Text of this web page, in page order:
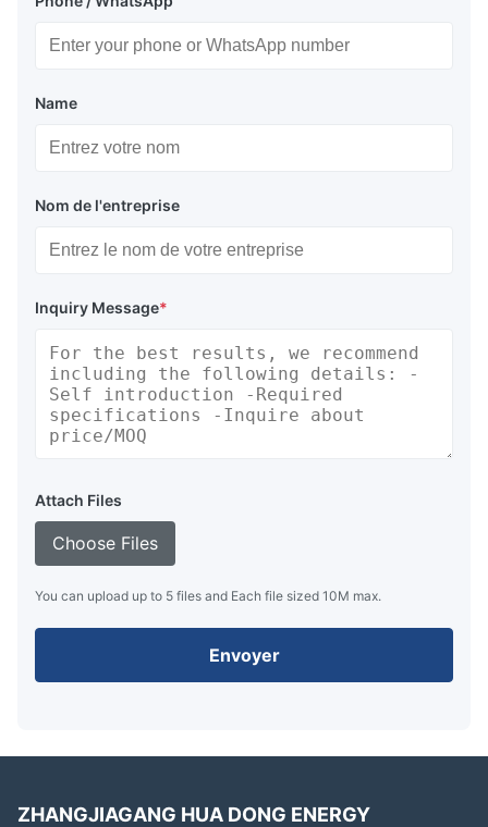
Name
Nom de l'entreprise
Inquiry Message*
Attach Files
Choose Files
You can upload up to 5 files and Each file sized 10M max.
Envoyer
ZHANGJIAGANG HUA DONG ENERGY